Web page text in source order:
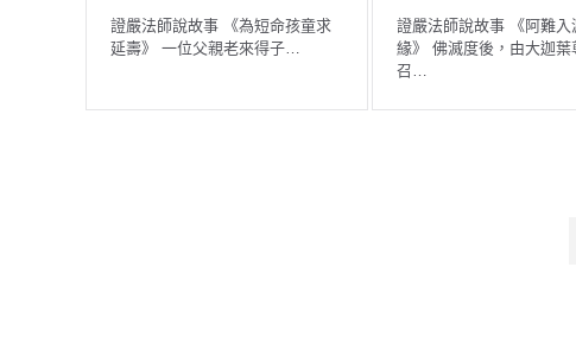
薩
證嚴法師說故事 《入地獄行大悲
證嚴法師說故事 《尋寶》
城裡住著一位大地主，他